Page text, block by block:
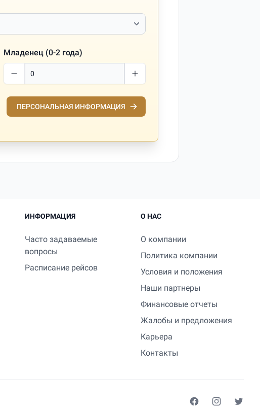
Младенец (0-2 года)
ПЕРСОНАЛЬНАЯ ИНФОРМАЦИЯ
ИНФОРМАЦИЯ
Часто задаваемые
вопросы
Расписание рейсов
О НАС
О компании
Политика компании
Условия и положения
Наши партнеры
Финансовые отчеты
Жалобы и предложения
Карьера
Контакты